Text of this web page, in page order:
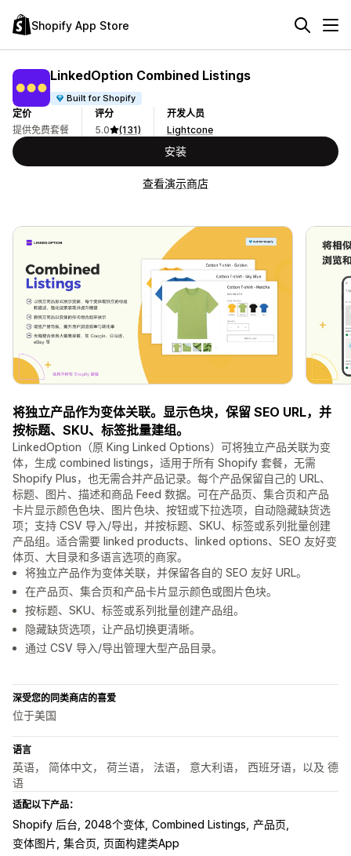
Shopify App Store
LinkedOption Combined Listings
Built for Shopify
定价
提供免费套餐
评分
5.0
(131)
开发人员
Lightcone
安装
查看演示商店
将独立产品作为变体关联。显示色块，保留 SEO URL，并
按标题、SKU、标签批量建组。
LinkedOption（原 King Linked Options）可将独立产品关联为变
体，生成 combined listings，适用于所有 Shopify 套餐，无需
Shopify Plus，也无需合并产品记录。每个产品保留自己的 URL、
标题、图片、描述和商品 Feed 数据。可在产品页、集合页和产品
卡片显示颜色色块、图片色块、按钮或下拉选项，自动隐藏缺货选
项；支持 CSV 导入/导出，并按标题、SKU、标签或系列批量创建
产品组。适合需要 linked products、linked options、SEO 友好变
体页、大目录和多语言选项的商家。
将独立产品作为变体关联，并保留各自的 SEO 友好 URL。
在产品页、集合页和产品卡片显示颜色或图片色块。
按标题、SKU、标签或系列批量创建产品组。
隐藏缺货选项，让产品切换更清晰。
通过 CSV 导入/导出管理大型产品目录。
深受您的同类商店的喜爱
位于美国
语言
英语， 简体中文， 荷兰语， 法语， 意大利语， 西班牙语，以及 德
语
适配以下产品：
Shopify 后台 2048个变体 Combined Listings
产品页
变体图片 集合页 页面构建类App